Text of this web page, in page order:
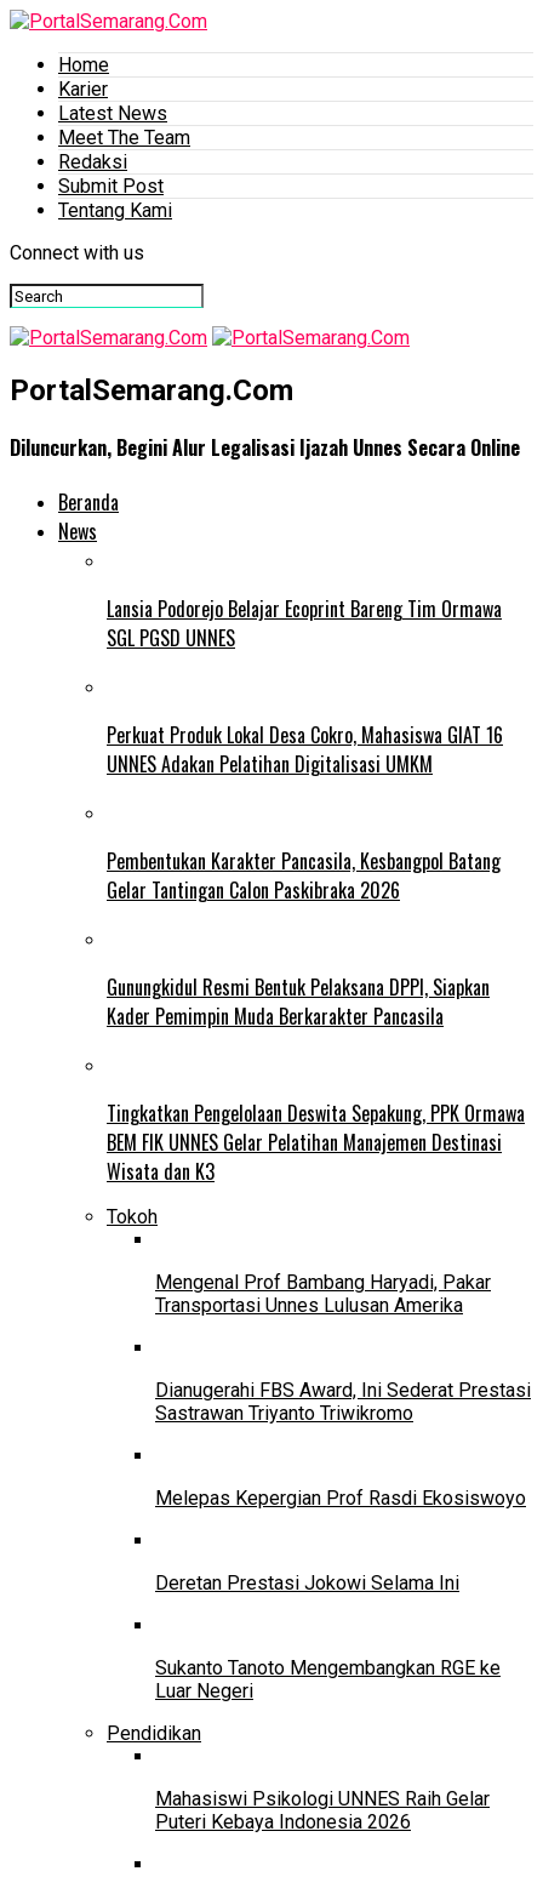
Home
Karier
Latest News
Meet The Team
Redaksi
Submit Post
Tentang Kami
Connect with us
PortalSemarang.Com
Diluncurkan, Begini Alur Legalisasi Ijazah Unnes Secara Online
Beranda
News
Lansia Podorejo Belajar Ecoprint Bareng Tim Ormawa
SGL PGSD UNNES
Perkuat Produk Lokal Desa Cokro, Mahasiswa GIAT 16
UNNES Adakan Pelatihan Digitalisasi UMKM
Pembentukan Karakter Pancasila, Kesbangpol Batang
Gelar Tantingan Calon Paskibraka 2026
Gunungkidul Resmi Bentuk Pelaksana DPPI, Siapkan
Kader Pemimpin Muda Berkarakter Pancasila
Tingkatkan Pengelolaan Deswita Sepakung, PPK Ormawa
BEM FIK UNNES Gelar Pelatihan Manajemen Destinasi
Wisata dan K3
Tokoh
Mengenal Prof Bambang Haryadi, Pakar
Transportasi Unnes Lulusan Amerika
Dianugerahi FBS Award, Ini Sederat Prestasi
Sastrawan Triyanto Triwikromo
Melepas Kepergian Prof Rasdi Ekosiswoyo
Deretan Prestasi Jokowi Selama Ini
Sukanto Tanoto Mengembangkan RGE ke
Luar Negeri
Pendidikan
Mahasiswi Psikologi UNNES Raih Gelar
Puteri Kebaya Indonesia 2026